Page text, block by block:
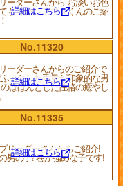
も可愛い アプリくんのご紹
詳細はこちら
No.11320
ーダーさんからのご紹介で
っとした毛量が印象的な男
ほほんとした性格の癒やし
詳細はこちら
No.11335
リーダーさんからご紹介!
男の子! 巻が強めな子です!
詳細はこちら